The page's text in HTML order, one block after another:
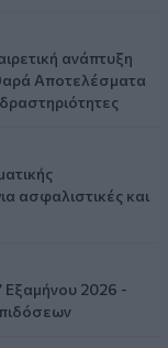
ανάπτυξη
Αποτελέσματα
ασφαλιστικές και
Εξαμήνου 2026 -